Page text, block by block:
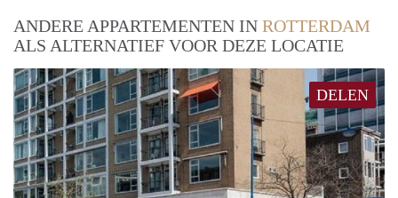
ANDERE APPARTEMENTEN IN ROTTERDAM
ALS ALTERNATIEF VOOR DEZE LOCATIE
DELEN